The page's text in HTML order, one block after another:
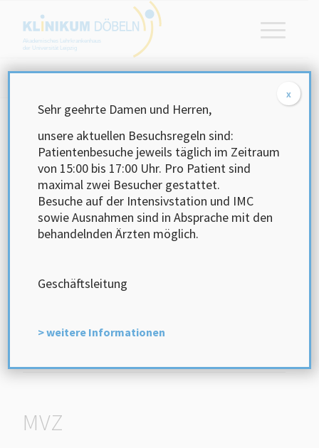
Akademisches Lehrkrankenhaus
der Universität Leipzig
Klinikum
Ärztlicher Dienst
Pflege- und Funktionsdienst
Verwaltungs- Technischer- Dienst
MVZ
Sehr geehrte Damen und Herren,
unsere aktuellen Besuchsregeln sind:
Patientenbesuche jeweils täglich im Zeitraum
von 15:00 bis 17:00 Uhr. Pro Patient sind
maximal zwei Besucher gestattet.
Besuche auf der Intensivstation und IMC
sowie Ausnahmen sind in Absprache mit den
behandelnden Ärzten möglich.
Geschäftsleitung
> weitere Informationen
x